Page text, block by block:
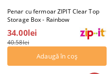
Penar cu fermoar ZIPIT Clear Top
Storage Box - Rainbow
34.00lei
40.58lei